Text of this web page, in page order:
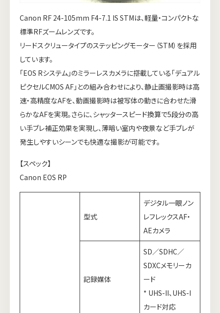
Canon RF 24-105mm F4-7.1 IS STMは、軽量・コンパクトな
標準RFズームレンズです。
リードスクリュータイプのステッピングモーター（STM）を採用
しています。
「EOS Rシステム」のミラーレスカメラに搭載している「デュアル
ピクセルCMOS AF」との組み合わせにより、静止画撮影時は高
速・高精度なAFを、動画撮影時は被写体の動きに合わせた滑
らかなAFを実現。さらに、シャッタースピード換算で5段分の高
い手ブレ補正効果を実現し、薄暗い室内や夜景など手ブレが
発生しやすいシーンでも快適な撮影が可能です。
【スペック】
Canon EOS RP
型式
デジタル一眼ノン
レフレックスAF・
AEカメラ
記録媒体
SD／SDHC／
SDXCメモリーカ
ード
* UHS-II、UHS-I
カード対応